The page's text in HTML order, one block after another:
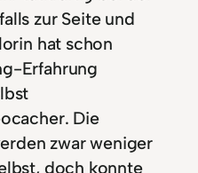
zur Seite und
hat schon
Erfahrung
Die
zwar weniger
doch konnte